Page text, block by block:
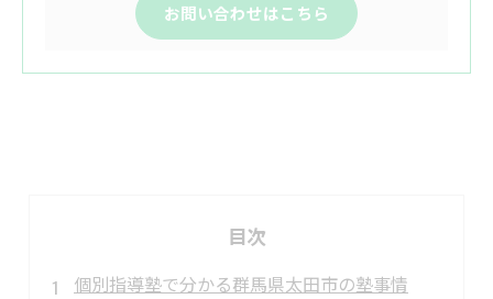
お問い合わせはこちら
目次
個別指導塾で分かる群馬県太田市の塾事情